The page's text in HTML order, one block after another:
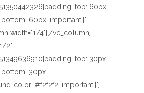
top: 60px
60px !important;}"
width="1/4"][/vc_column]
2"
top: 30px
30px
color: #f2f2f2 !important;}"]